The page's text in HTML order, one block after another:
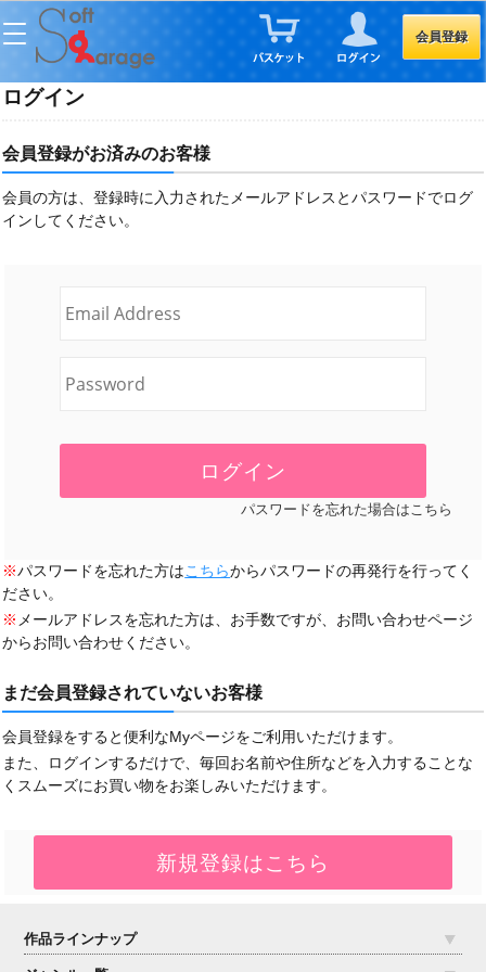
会員登録
ログイン
会員登録がお済みのお客様
会員の方は、登録時に入力されたメールアドレスとパスワードでログ
インしてください。
パスワードを忘れた場合はこちら
※パスワードを忘れた方はこちらからパスワードの再発行を行ってく
ださい。
※ メールアドレスを忘れた方は、お手数ですが、お問い合わせページ
からお問い合わせください。
まだ会員登録されていないお客様
会員登録をすると便利なMyページをご利用いただけます。
また、ログインするだけで、毎回お名前や住所などを入力することな
くスムーズにお買い物をお楽しみいただけます。
作品ラインナップ